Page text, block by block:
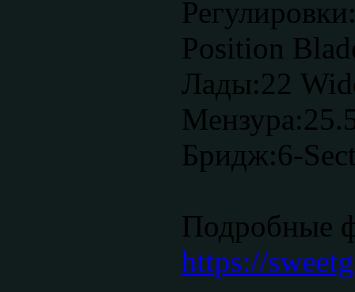
Position
Лады:22
Бридж:6-
Подробные
https://